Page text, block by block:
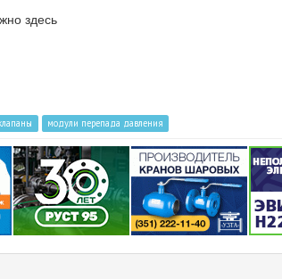
здесь
модули перепада давления